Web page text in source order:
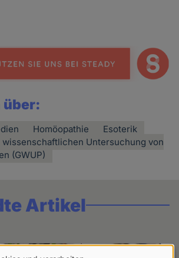
über:
Homöopathie
Esoterik
Untersuchung von
(GWUP)
Artikel